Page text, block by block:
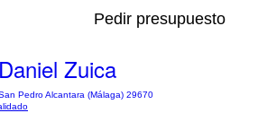
Pedir presupuesto
Daniel Zuica
Pedro Alcantara (Málaga) 29670